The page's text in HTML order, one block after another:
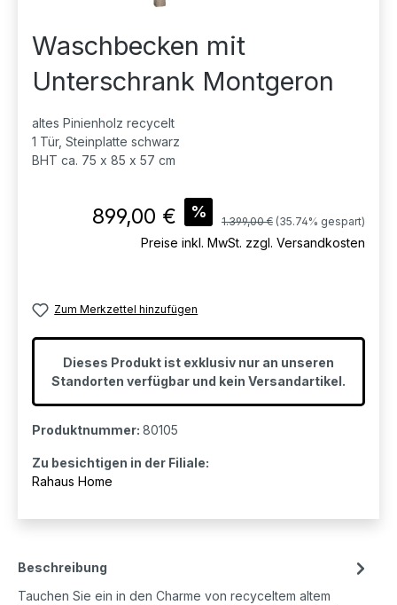
Waschbecken mit
Unterschrank Montgeron
altes Pinienholz recycelt
1 Tür, Steinplatte schwarz
BHT ca. 75 x 85 x 57 cm
Verkaufspreis:
899,00 € % Regulärer Preis:
1.399,00 € (35.74% gespart)
Preise inkl. MwSt. zzgl. Versandkosten
Zum Merkzettel hinzufügen
Dieses Produkt ist exklusiv nur an unseren
Standorten verfügbar und kein Versandartikel.
Produktnummer: 80105
Zu besichtigen in der Filiale:
Rahaus Home
Beschreibung
Tauchen Sie ein in den Charme von recyceltem altem